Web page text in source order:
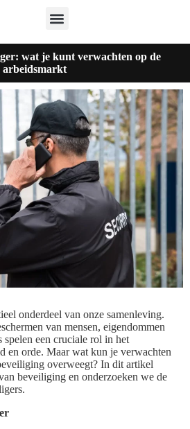
wat je kunt verwachten op de
arbeidsmarkt
onderdeel van onze samenleving.
van mensen, eigendommen
een cruciale rol in het
en orde. Maar wat kun je verwachten
overweegt? In dit artikel
beveiliging en onderzoeken we de